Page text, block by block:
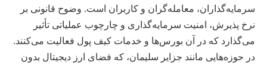
سرمایه‌گذاران، معامله‌گران و کاربران است. وضوح قانونی بر
نرخ پذیرش، امنیت سرمایه‌گذاری و چارچوب عملیاتی تأثیر
می‌گذارد که در آن بورس‌ها و خدمات کیف پول فعالیت می‌کنند.
در حوزه‌هایی مانند جزایر سلیمان، که فضای ارز دیجیتال بدون